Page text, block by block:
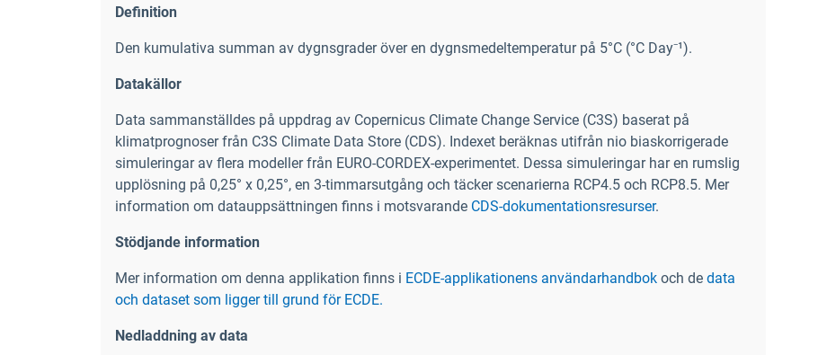
Definition
Den kumulativa summan av dygnsgrader över en dygnsmedeltemperatur på 5°C (°C Day⁻¹).
Datakällor
Data sammanställdes på uppdrag av Copernicus Climate Change Service (C3S) baserat på
klimatprognoser från C3S Climate Data Store (CDS). Indexet beräknas utifrån nio biaskorrigerade
simuleringar av flera modeller från EURO-CORDEX-experimentet. Dessa simuleringar har en rumslig
upplösning på 0,25° x 0,25°, en 3-timmarsutgång och täcker scenarierna RCP4.5 och RCP8.5. Mer
information om datauppsättningen finns i motsvarande CDS-dokumentationsresurser.
Stödjande information
Mer information om denna applikation finns i ECDE-applikationens användarhandbok och de data
och dataset som ligger till grund för ECDE.
Nedladdning av data